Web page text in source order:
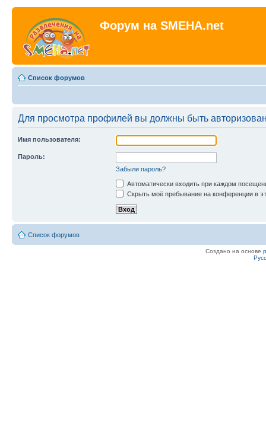
Форум на SMEHA.net
Список форумов
Для просмотра профилей вы должны быть
Имя пользователя:
Пароль:
Забыли пароль?
Автоматически входить при каждом
Скрыть моё пребывание на конференции в
Список форумов
Создано на основе